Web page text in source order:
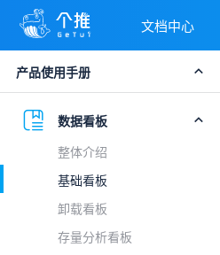
文档中心
产品使用手册
数据看板
整体介绍
基础看板
卸载看板
存量分析看板